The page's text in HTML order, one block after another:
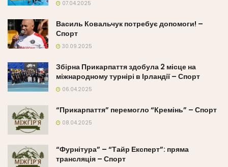
07.04.2025
Василь Ковальчук потребує допомоги! –
Спорт
30.09.2025
Збірна Прикарпаття здобула 2 місце на
міжнародному турнірі в Ірландії – Спорт
06.04.2025
“Прикарпаття” перемогло “Кремінь” – Спорт
08.04.2025
“Фурнітура” – “Тайр Експерт”: пряма
трансляція – Спорт